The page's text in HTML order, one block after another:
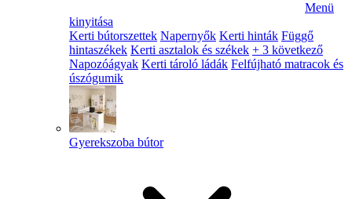
Menü
kinyitása
Kerti bútorszettek Napernyők Kerti hinták Függő
hintaszékek Kerti asztalok és székek + 3 következő
Napozóágyak Kerti tároló ládák Felfújható matracok és
úszógumik
Gyerekszoba bútor